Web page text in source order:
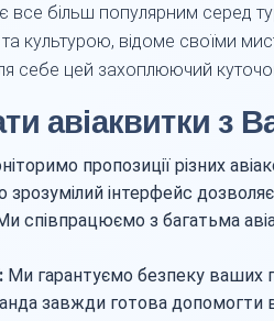
більш популярним серед
та культурою, відоме своїми
себе цей захоплюючий
авіаквитки з
пропозиції різних
зрозумілий інтерфейс
співпрацюємо з багатьма
Ми гарантуємо безпеку ваших
завжди готова допомогти